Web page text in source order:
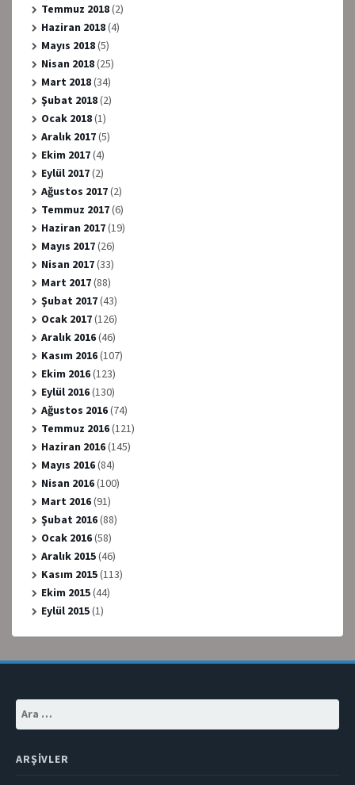
Temmuz 2018(2)
Haziran 2018(4)
Mayıs 2018(5)
Nisan 2018(25)
Mart 2018(34)
Şubat 2018(2)
Ocak 2018(1)
Aralık 2017(5)
Ekim 2017(4)
Eylül 2017(2)
Ağustos 2017(2)
Temmuz 2017(6)
Haziran 2017(19)
Mayıs 2017(26)
Nisan 2017(33)
Mart 2017(88)
Şubat 2017(43)
Ocak 2017(126)
Aralık 2016(46)
Kasım 2016(107)
Ekim 2016(123)
Eylül 2016(130)
Ağustos 2016(74)
Temmuz 2016(121)
Haziran 2016(145)
Mayıs 2016(84)
Nisan 2016(100)
Mart 2016(91)
Şubat 2016(88)
Ocak 2016(58)
Aralık 2015(46)
Kasım 2015(113)
Ekim 2015(44)
Eylül 2015(1)
Arama:
ARŞIVLER